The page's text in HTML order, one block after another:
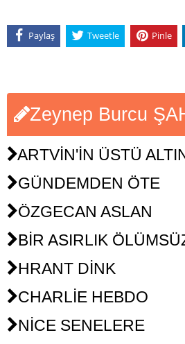
Paylaş Tweetle Pinle
Zeynep Burcu
ARTVİN'İN ÜSTÜ
GÜNDEMDEN ÖTE
ÖZGECAN ASLAN
BİR ASIRLIK
HRANT DİNK
CHARLİE HEBDO
NİCE SENELERE